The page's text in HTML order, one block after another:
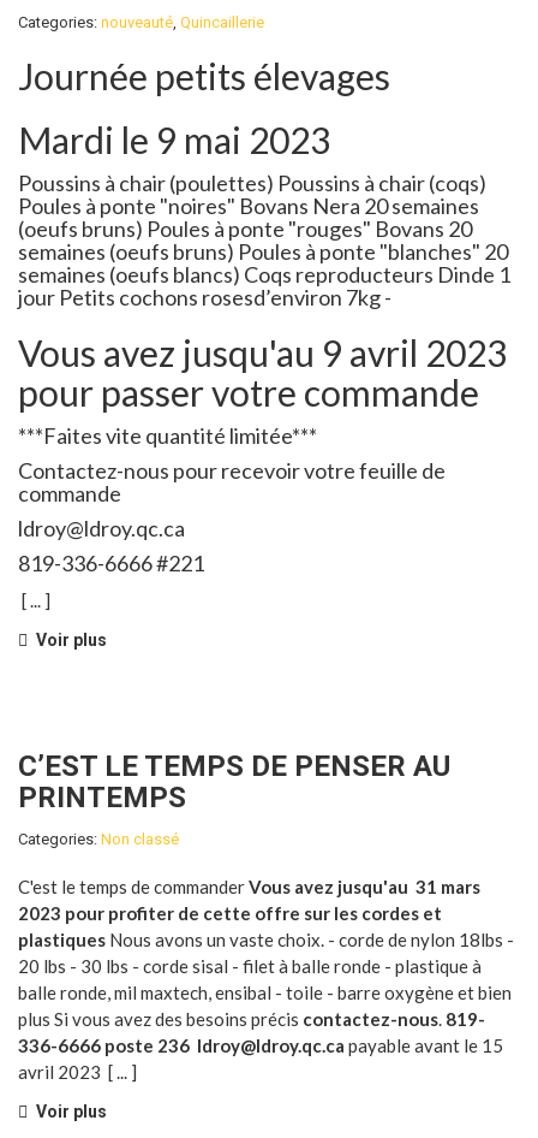
Categories: nouveauté, Quincaillerie
Journée petits élevages
Mardi le 9 mai 2023
Poussins à chair (poulettes) Poussins à chair (coqs)
Poules à ponte "noires" Bovans Nera 20 semaines
(oeufs bruns) Poules à ponte "rouges" Bovans 20
semaines (oeufs bruns) Poules à ponte "blanches" 20
semaines (oeufs blancs) Coqs reproducteurs Dinde 1
jour Petits cochons rosesd’environ 7kg -
Vous avez jusqu'au 9 avril 2023
pour passer votre commande
***Faites vite quantité limitée***
Contactez-nous pour recevoir votre feuille de
commande
ldroy@ldroy.qc.ca
819-336-6666 #221
[ ... ]
Voir plus
C’EST LE TEMPS DE PENSER AU
PRINTEMPS
Categories: Non classé
C'est le temps de commanderVous avez jusqu'au 31 mars
2023 pour profiter de cette offre sur les cordes et
plastiques Nous avons un vaste choix. - corde de nylon 18lbs -
20 lbs - 30 lbs - corde sisal - filet à balle ronde - plastique à
balle ronde, mil maxtech, ensibal - toile - barre oxygène et bien
plus Si vous avez des besoins précis contactez-nous. 819-
336-6666 poste 236 ldroy@ldroy.qc.ca payable avant le 15
avril 2023 [ ... ]
Voir plus